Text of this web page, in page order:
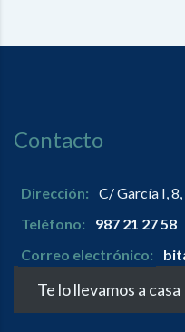
Contacto
Dirección: C/ García I,
Teléfono:
987 21 27 58
Correo electrónico:
Te lo llevamos a casa